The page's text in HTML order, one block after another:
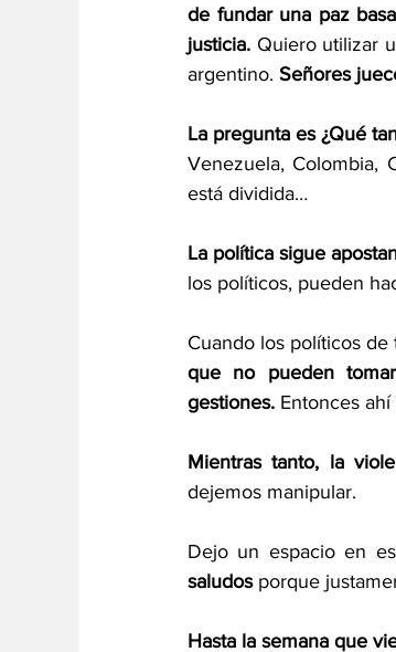
de fundar una paz
justicia. Quiero utilizar
argentino. Señores
La pregunta es ¿Qué
Venezuela, Colombia,
está dividida…
La política sigue
los políticos, pueden
que no pueden
gestiones. Entonces
Mientras tanto, la
dejemos manipular.
Dejo un espacio en
saludos porque
Hasta la semana que